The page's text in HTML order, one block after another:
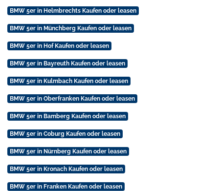
BMW 5er in Helmbrechts Kaufen oder leasen
BMW 5er in Münchberg Kaufen oder leasen
BMW 5er in Hof Kaufen oder leasen
BMW 5er in Bayreuth Kaufen oder leasen
BMW 5er in Kulmbach Kaufen oder leasen
BMW 5er in Oberfranken Kaufen oder leasen
BMW 5er in Bamberg Kaufen oder leasen
BMW 5er in Coburg Kaufen oder leasen
BMW 5er in Nürnberg Kaufen oder leasen
BMW 5er in Kronach Kaufen oder leasen
BMW 5er in Franken Kaufen oder leasen